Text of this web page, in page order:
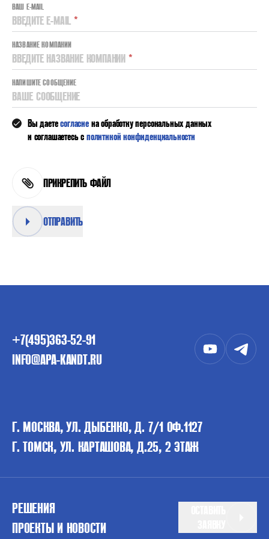
ВАШ E-MAIL
ВВЕДИТЕ E-MAIL *
НАЗВАНИЕ КОМПАНИИ
ВВЕДИТЕ НАЗВАНИЕ КОМПАНИИ *
НАПИШИТЕ СООБЩЕНИЕ
ВАШЕ СООБЩЕНИЕ
Вы даетесогласиена обработку персональных данных
и соглашаетесь сполитикой конфиденциальности
ПРИКРЕПИТЬ ФАЙЛ
ОТПРАВИТЬ
+7(495)363-52-91
INFO@APA-KANDT.RU
Г. МОСКВА, УЛ. ДЫБЕНКО, Д. 7/1 ОФ.1127
Г. ТОМСК, УЛ. КАРТАШОВА, Д.25, 2 ЭТАЖ
РЕШЕНИЯ
ПРОЕКТЫ И НОВОСТИ